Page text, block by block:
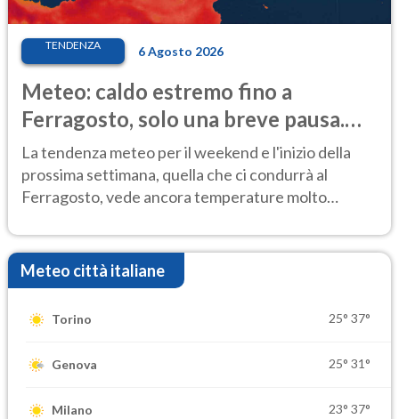
TENDENZA 6 Agosto 2026
Meteo: caldo estremo fino a
Ferragosto, solo una breve pausa.
Ecco dove
La tendenza meteo per il weekend e l'inizio della
prossima settimana, quella che ci condurrà al
Ferragosto, vede ancora temperature molto
Meteo città italiane
Torino 25° 37°
Genova 25° 31°
Milano 23° 37°